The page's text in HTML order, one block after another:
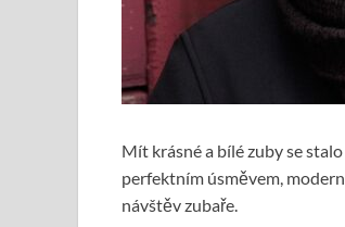
Mít krásné a bílé zuby se
perfektním úsměvem,
návštěv zubaře.